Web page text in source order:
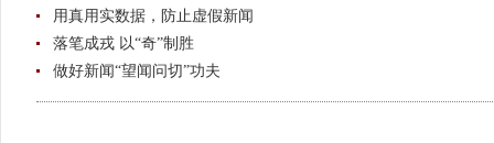
用真用实数据，防止虚假新闻
落笔成戎 以“奇”制胜
做好新闻“望闻问切”功夫